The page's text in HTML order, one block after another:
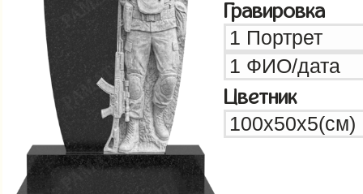
Гравировка
Цветник